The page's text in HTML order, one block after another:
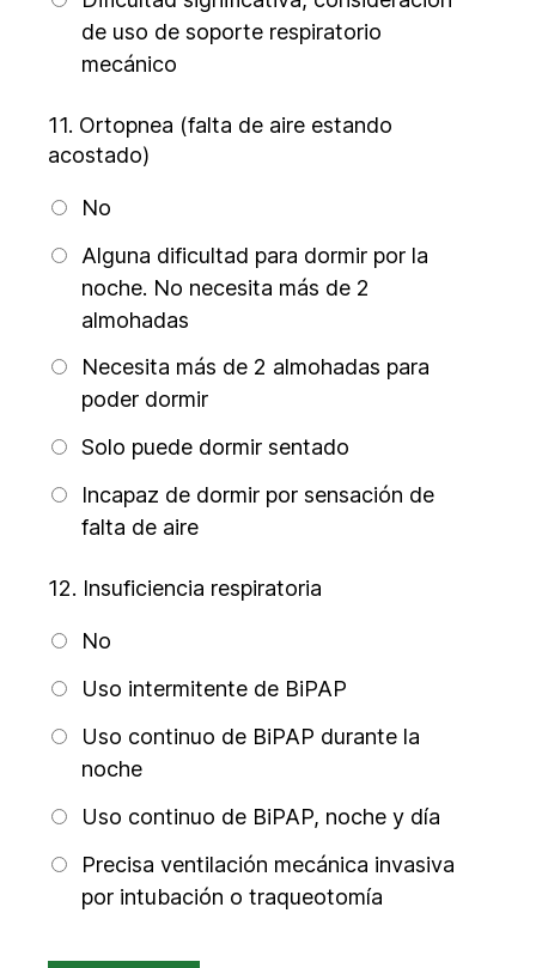
de uso de soporte respiratorio
mecánico
11. Ortopnea (falta de aire estando
acostado)
No
Alguna dificultad para dormir por la
noche. No necesita más de 2
almohadas
Necesita más de 2 almohadas para
poder dormir
Solo puede dormir sentado
Incapaz de dormir por sensación de
falta de aire
12. Insuficiencia respiratoria
No
Uso intermitente de BiPAP
Uso continuo de BiPAP durante la
noche
Uso continuo de BiPAP, noche y día
Precisa ventilación mecánica invasiva
por intubación o traqueotomía